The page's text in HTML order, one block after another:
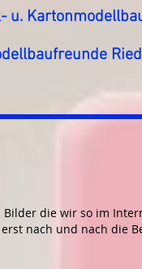
u.
die wir so im
nach und nach die